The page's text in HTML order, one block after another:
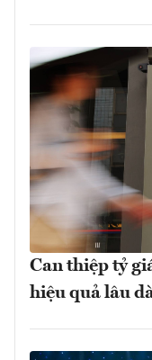
Can thiệp tỷ
hiệu quả lâu